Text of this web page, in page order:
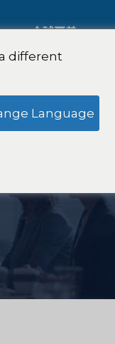
定性与定量研究
全球覆盖
different
Language